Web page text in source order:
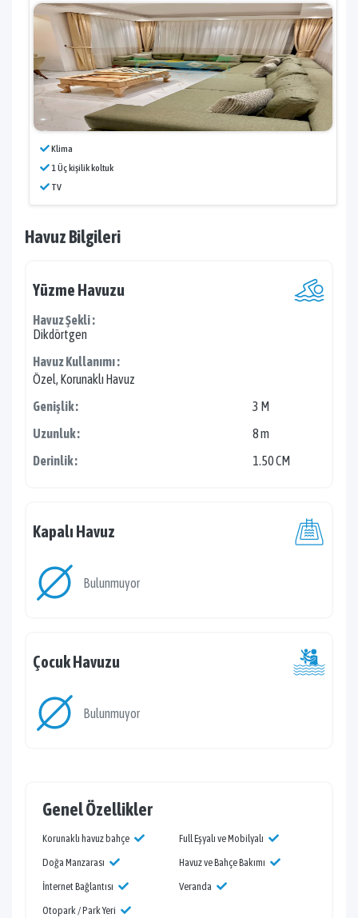
Klima
1 Üç kişilik koltuk
TV
Havuz Bilgileri
Yüzme Havuzu
Havuz Şekli :
Dikdörtgen
Havuz Kullanımı :
Özel, Korunaklı Havuz
Genişlik :
3 M
Uzunluk :
8 m
Derinlik :
1.50 CM
Kapalı Havuz
Bulunmuyor
Çocuk Havuzu
Bulunmuyor
Genel Özellikler
Korunaklı havuz bahçe
Full Eşyalı ve Mobilyalı
Doğa Manzarası
Havuz ve Bahçe Bakımı
İnternet Bağlantısı
Veranda
Otopark / Park Yeri